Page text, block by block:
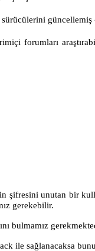
sürücülerini
forumları
unutan bir
gerekebilir.
bulmamız
ile sağlanacaksa